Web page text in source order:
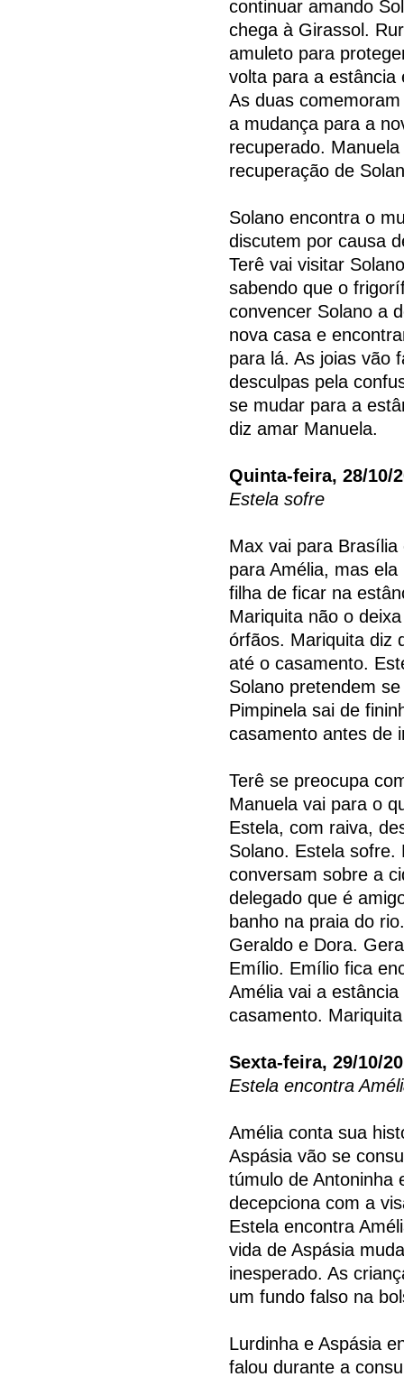
continuar amando
chega à Girassol.
amuleto para
volta para a estância
As duas
a mudança para a
recuperado.
recuperação de
Solano encontra o
discutem por causa
Terê vai visitar
sabendo que o
convencer Solano a
nova casa e
para lá. As joias vão
desculpas pela
se mudar para a
diz amar Manuela.
Quinta-feira, 28/10/
Estela sofre
Max vai para
para Amélia, mas
filha de ficar na
Mariquita não o
órfãos. Mariquita diz
até o casamento.
Solano pretendem
Pimpinela sai de
casamento antes de
Terê se preocupa
Manuela vai para o
Estela, com raiva,
Solano. Estela sofre.
conversam sobre a
delegado que é
banho na praia do
Geraldo e Dora.
Emílio. Emílio fica
Amélia vai a
casamento.
Sexta-feira, 29/10/
Estela encontra
Amélia conta sua
Aspásia vão se
túmulo de Antoninha
decepciona com a
Estela encontra
vida de Aspásia
inesperado. As
um fundo falso na
Lurdinha e Aspásia
falou durante a